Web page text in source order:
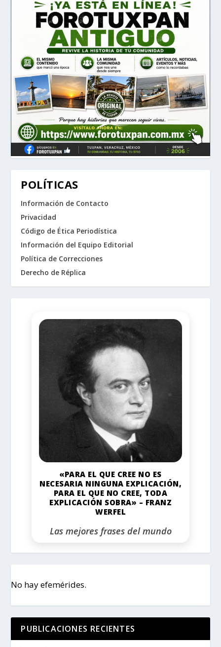
POLÍTICAS
Información de Contacto
Privacidad
Código de Ética Periodística
Información del Equipo Editorial
Política de Correcciones
Derecho de Réplica
«PARA EL QUE CREE NO ES
NECESARIA NINGUNA EXPLICACIÓN,
PARA EL QUE NO CREE, TODA
EXPLICACIÓN SOBRA» – FRANZ
WERFEL
Las mejores frases del mundo
No hay efemérides.
PUBLICACIONES RECIENTES